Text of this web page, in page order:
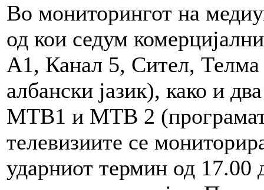
Во мониторингот на
од кои седум
А1, Канал 5, Сител,
албански јазик), како и
МТВ1 и МТВ 2
телевизиите се
ударниот термин од 17.00